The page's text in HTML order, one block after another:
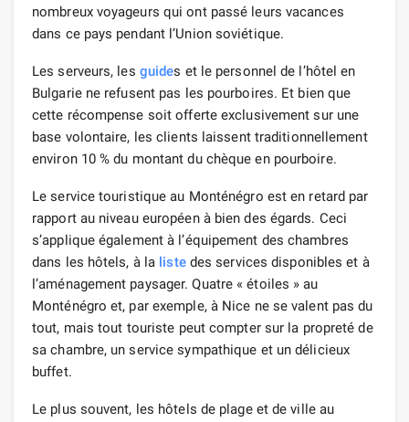
nombreux voyageurs qui ont passé leurs vacances
dans ce pays pendant l’Union soviétique.
Les serveurs, les guides et le personnel de l’hôtel en
Bulgarie ne refusent pas les pourboires. Et bien que
cette récompense soit offerte exclusivement sur une
base volontaire, les clients laissent traditionnellement
environ 10 % du montant du chèque en pourboire.
Le service touristique au Monténégro est en retard par
rapport au niveau européen à bien des égards. Ceci
s’applique également à l’équipement des chambres
dans les hôtels, à la listedes services disponibles et à
l’aménagement paysager. Quatre « étoiles » au
Monténégro et, par exemple, à Nice ne se valent pas du
tout, mais tout touriste peut compter sur la propreté de
sa chambre, un service sympathique et un délicieux
buffet.
Le plus souvent, les hôtels de plage et de ville au